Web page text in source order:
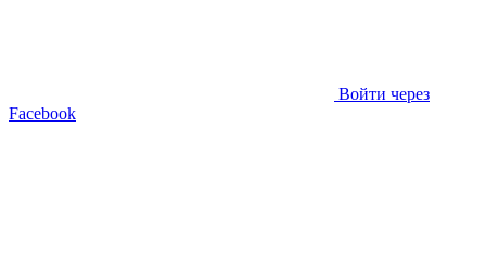
Войти через
Facebook